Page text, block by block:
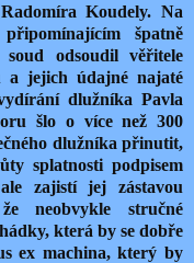
Koudely. Na
špatně
odsoudil věřitele
a jejich údajné najaté
dlužníka Pavla
šlo o více než 300
dlužníka přinutit,
splatnosti podpisem
zajistí jej zástavou
že neobvykle stručné
která by se dobře
ex machina, který by